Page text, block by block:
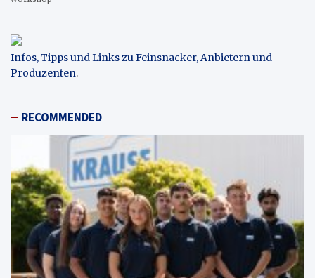
Infos, Tipps und Links zu Feinsnacker, Anbietern und
Produzenten.
RECOMMENDED